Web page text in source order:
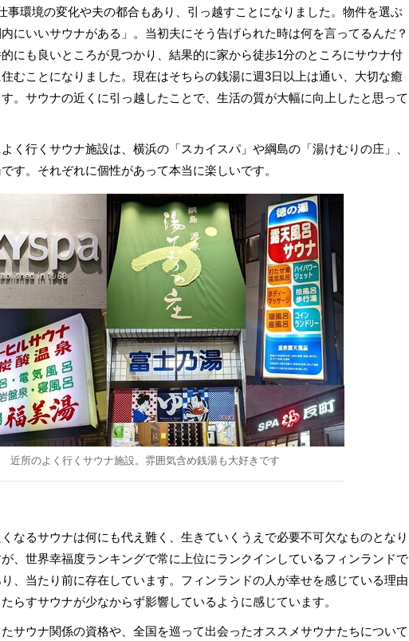
環境の変化や夫の都合もあり、引っ越すことになりました。物件を選ぶ
にいいサウナがある」。当初夫にそう告げられた時は何を言ってるんだ？
にも良いところが見つかり、結果的に家から徒歩1分のところにサウナ付
むことになりました。現在はそちらの銭湯に週3日以上は通い、大切な癒
。サウナの近くに引っ越したことで、生活の質が大幅に向上したと思って
く行くサウナ施設は、横浜の「スカイスパ」や綱島の「湯けむりの庄」、
す。それぞれに個性があって本当に楽しいです。
近所のよく行くサウナ施設。雰囲気含め銭湯も大好きです
なるサウナは何にも代え難く、生きていくうえで必要不可欠なものとなり
、世界幸福度ランキングで常に上位にランクインしているフィンランドで
、当たり前に存在しています。フィンランドの人が幸せを感じている理由
らすサウナが少なからず影響しているように感じています。
サウナ関係の資格や、全国を巡って出会ったオススメサウナたちについて
山帰り、今日はどこでとと
のう？